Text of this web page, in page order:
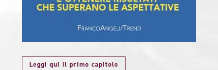
Leggi qui il primo capitolo